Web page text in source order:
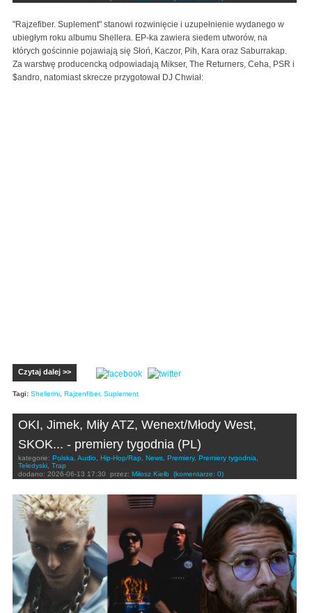
"Rajzefiber. Suplement" stanowi rozwinięcie i uzupełnienie wydanego w
ubiegłym roku albumu Shellera. EP-ka zawiera siedem utworów, na
których gościnnie pojawiają się Słoń, Kaczor, Pih, Kara oraz Saburrakap.
Za warstwę producencką odpowiadają Mikser, The Returners, Ceha, PSR i
$andro, natomiast skrecze przygotował DJ Chwiał:
Czytaj dalej >>
Tagi: Shellerini, Rajzenfiber. Suplement
OKI, Jimek, Miły ATZ, Wenext/Młody West,
SKOK... - premiery tygodnia (PL)
kategorie: Polska, Audio, Hip-Hop/Rap, News, Premiery, Premiery tygodnia,
Teledyski, Trap
dodano: 2026-06-13 17:30 przez: Miłosz Kiełb (komentarze: 0)